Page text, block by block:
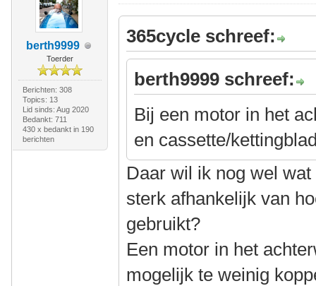
berth9999
Toerder
Berichten: 308
Topics: 13
Lid sinds: Aug 2020
Bedankt: 711
430 x bedankt in 190
berichten
365cycle schreef:
berth9999 schreef:
Bij een motor in het
en cassette/
Daar wil ik nog wel
sterk afhankelijk van
gebruikt?
Een motor in het
mogelijk te weinig